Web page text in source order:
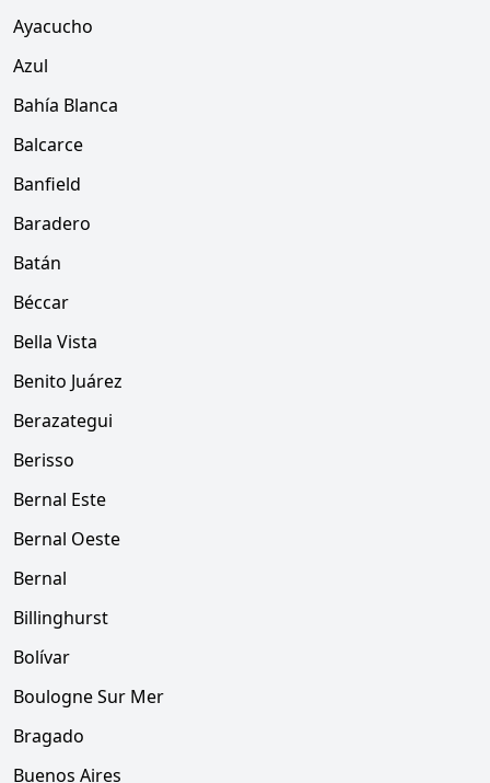
Ayacucho
Azul
Bahía Blanca
Balcarce
Banfield
Baradero
Batán
Béccar
Bella Vista
Benito Juárez
Berazategui
Berisso
Bernal Este
Bernal Oeste
Bernal
Billinghurst
Bolívar
Boulogne Sur Mer
Bragado
Buenos Aires